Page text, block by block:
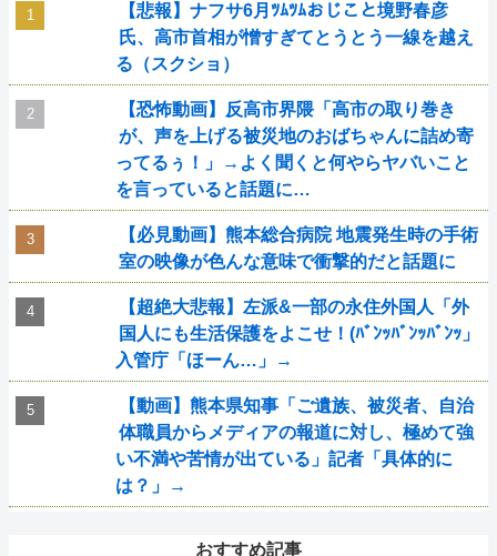
【悲報】ナフサ6月ﾂﾑﾂﾑおじこと境野春彦
氏、高市首相が憎すぎてとうとう一線を越え
る（スクショ）
【恐怖動画】反高市界隈「高市の取り巻き
が、声を上げる被災地のおばちゃんに詰め寄
ってるぅ！」→よく聞くと何やらヤバいこと
を言っていると話題に…
【必見動画】熊本総合病院 地震発生時の手術
室の映像が色んな意味で衝撃的だと話題に
【超絶大悲報】左派&一部の永住外国人「外
国人にも生活保護をよこせ！(ﾊﾞﾝｯﾊﾞﾝｯﾊﾞﾝｯ」
入管庁「ほーん…」→
【動画】熊本県知事「ご遺族、被災者、自治
体職員からメディアの報道に対し、極めて強
い不満や苦情が出ている」記者「具体的に
は？」→
おすすめ記事